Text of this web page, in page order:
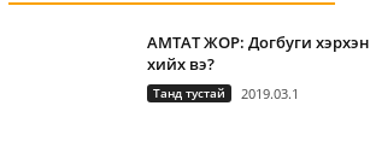
АМТАТ ЖОР: Догбуги хэрхэн
хийх вэ?
Танд тустай 2019.03.1